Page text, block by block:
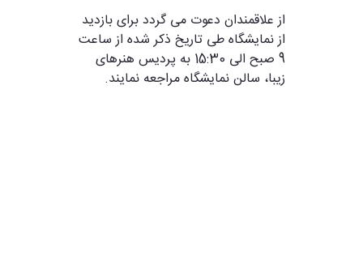
از علاقمندان دعوت می گردد برای بازدید
از نمایشگاه طی تاریخ ذکر شده از ساعت
9 صبح الی 15:30 به پردیس هنرهای
زیبا، سالن نمایشگاه مراجعه نمایند.